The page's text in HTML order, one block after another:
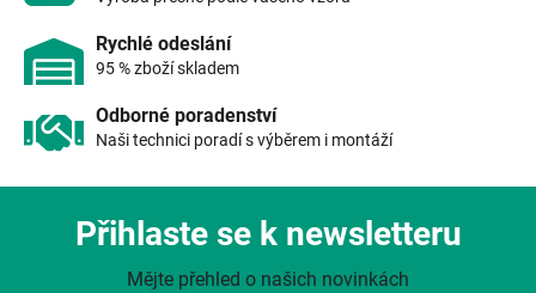
Rychlé odeslání
95 % zboží skladem
Odborné poradenství
Naši technici poradí s výběrem i montáží
Přihlaste se k newsletteru
Mějte přehled o našich novinkách